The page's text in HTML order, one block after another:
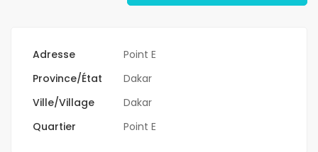
Adresse
Point E
Province/État
Dakar
Ville/Village
Dakar
Quartier
Point E